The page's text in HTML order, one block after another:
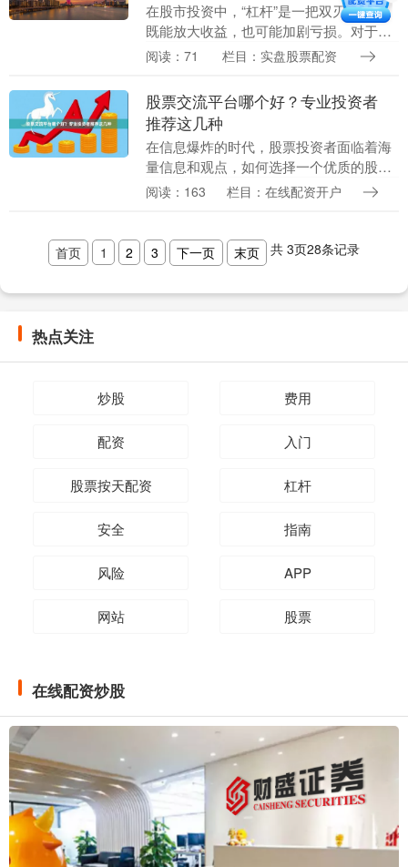
在股市投资中，“杠杆”是一把双刃剑。它
既能放大收益，也可能加剧亏损。对于普
通投资者而言，了解如何合法使用杠杆，
步。 ## 一....
阅读：71 栏目：实盘股票配资
股票交流平台哪个好？专业投资者
推荐这几种
在信息爆炸的时代，股票投资者面临着海
量信息和观点，如何选择一个优质的股票
交流平台成为提升投资能力的关键。专业
阅读：163 栏目：在线配资开户
首页 1 2 3 下一页 末页 共 3页28条记录
热点关注
炒股 费用
配资 入门
股票按天配资 杠杆
安全 指南
风险 APP
网站 股票
在线配资炒股